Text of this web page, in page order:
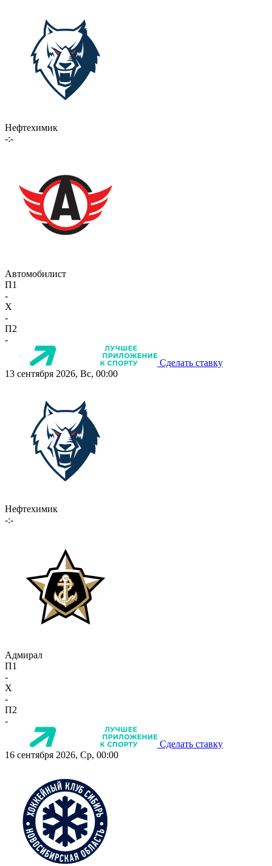
Нефтехимик
-:-
Автомобилист
П1
-
X
-
П2
-
Сделать ставку
13 сентября 2026, Вс, 00:00
Нефтехимик
-:-
Адмирал
П1
-
X
-
П2
-
Сделать ставку
16 сентября 2026, Ср, 00:00